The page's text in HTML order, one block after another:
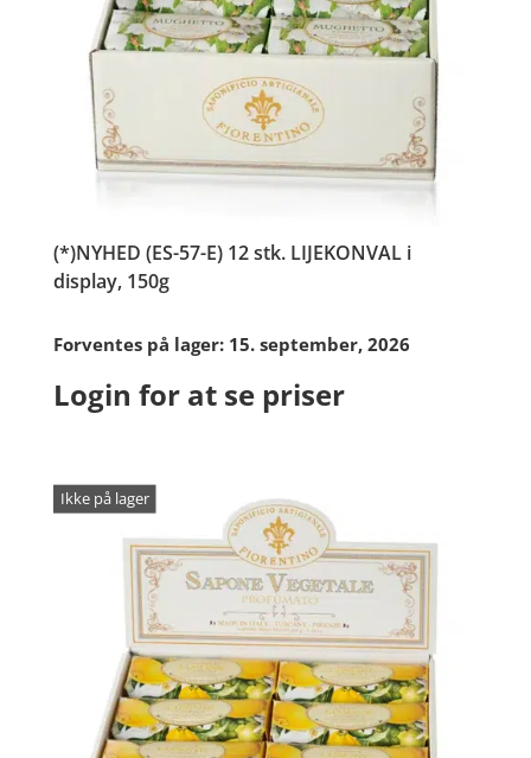
(*)NYHED (ES-57-E) 12 stk. LIJEKONVAL i
display, 150g
Forventes på lager: 15. september, 2026
Login for at se priser
Ikke på lager